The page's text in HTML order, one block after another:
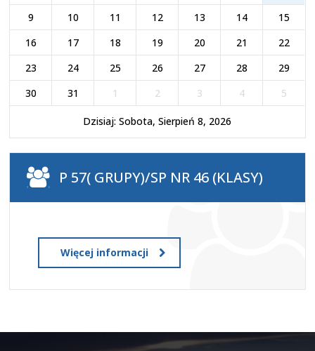
9
10 11 12 13 14
15
16
17 18 19 20 21
22
23
24 25 26 27 28
29
30
31 1 2 3 4 5
Dzisiaj: Sobota, Sierpień 8, 2026
P 57( GRUPY)/SP NR 46 (KLASY)
Więcej informacji